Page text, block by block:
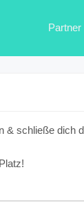
Partner
& schließe dich